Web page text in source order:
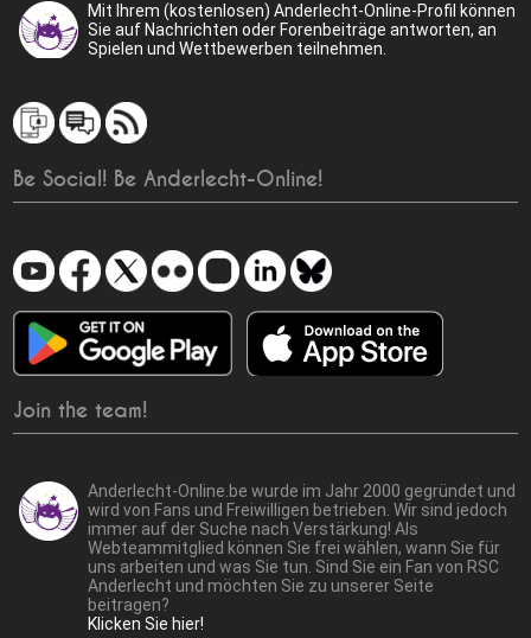
Mit Ihrem (kostenlosen) Anderlecht-Online-Profil können
Sie auf Nachrichten oder Forenbeiträge antworten, an
Spielen und Wettbewerben teilnehmen.
Be Social! Be Anderlecht-Online!
Join the team!
Anderlecht-Online.be wurde im Jahr 2000 gegründet und
wird von Fans und Freiwilligen betrieben. Wir sind jedoch
immer auf der Suche nach Verstärkung! Als
Webteammitglied können Sie frei wählen, wann Sie für
uns arbeiten und was Sie tun. Sind Sie ein Fan von RSC
Anderlecht und möchten Sie zu unserer Seite
beitragen?
Klicken Sie hier!